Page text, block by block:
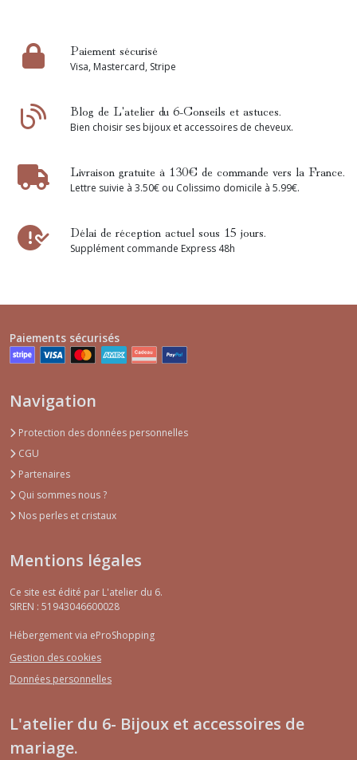
Paiement sécurisé
Visa, Mastercard, Stripe
Blog de L'atelier du 6-Conseils et astuces.
Bien choisir ses bijoux et accessoires de cheveux.
Livraison gratuite à 130€ de commande vers la France.
Lettre suivie à 3.50€ ou Colissimo domicile à 5.99€.
Délai de réception actuel sous 15 jours.
Supplément commande Express 48h
Paiements sécurisés
Navigation
Protection des données personnelles
CGU
Partenaires
Qui sommes nous ?
Nos perles et cristaux
Mentions légales
Ce site est édité par L'atelier du 6.
SIREN : 51943046600028
Hébergement via eProShopping
Gestion des cookies
Données personnelles
L'atelier du 6- Bijoux et accessoires de
mariage.